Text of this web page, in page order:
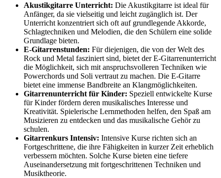
Akustikgitarre Unterricht: Die Akustikgitarre ist ideal für
Anfänger, da sie vielseitig und leicht zugänglich ist. Der
Unterricht konzentriert sich oft auf grundlegende Akkorde,
Schlagtechniken und Melodien, die den Schülern eine solide
Grundlage bieten.
E-Gitarrenstunden: Für diejenigen, die von der Welt des
Rock und Metal fasziniert sind, bietet der E-Gitarrenunterricht
die Möglichkeit, sich mit anspruchsvolleren Techniken wie
Powerchords und Soli vertraut zu machen. Die E-Gitarre
bietet eine immense Bandbreite an Klangmöglichkeiten.
Gitarrenunterricht für Kinder: Speziell entwickelte Kurse
für Kinder fördern deren musikalisches Interesse und
Kreativität. Spielerische Lernmethoden helfen, den Spaß am
Musizieren zu entdecken und das musikalische Gehör zu
schulen.
Gitarrenkurs Intensiv: Intensive Kurse richten sich an
Fortgeschrittene, die ihre Fähigkeiten in kurzer Zeit erheblich
verbessern möchten. Solche Kurse bieten eine tiefere
Auseinandersetzung mit fortgeschrittenen Techniken und
Musiktheorie.